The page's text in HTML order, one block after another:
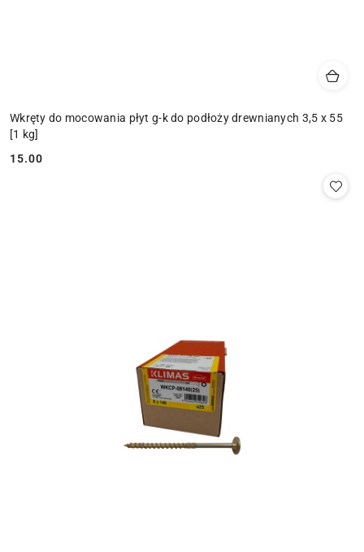
Wkręty do mocowania płyt g-k do podłoży drewnianych 3,5 x 55
[1 kg]
Cena:
15.00